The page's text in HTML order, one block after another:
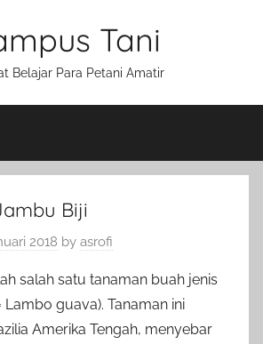
Tani
Belajar Para Petani Amatir
Biji
2018 by asrofi
salah satu tanaman buah jenis
Lambo guava). Tanaman ini
Amerika Tengah, menyebar